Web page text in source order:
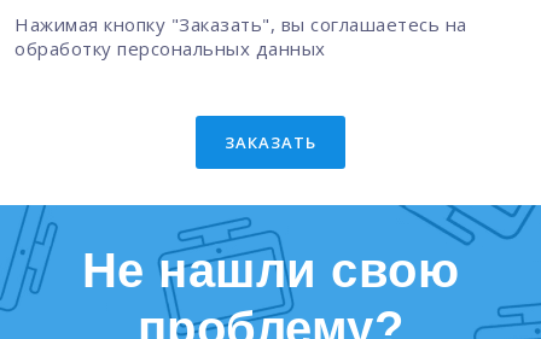
Нажимая кнопку "Заказать", вы соглашаетесь на
обработку персональных данных
ЗАКАЗАТЬ
Не нашли свою